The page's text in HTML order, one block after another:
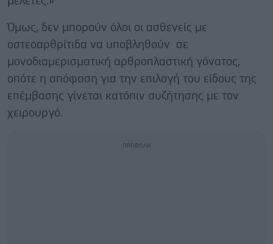
Όμως, δεν μπορούν όλοι οι ασθενείς με
οστεοαρθρίτιδα να υποβληθούν σε
μονοδιαμερισματική αρθροπλαστική γόνατος,
οπότε η απόφαση για την επιλογή του είδους της
επέμβασης γίνεται κατόπιν συζήτησης με τον
χειρουργό.